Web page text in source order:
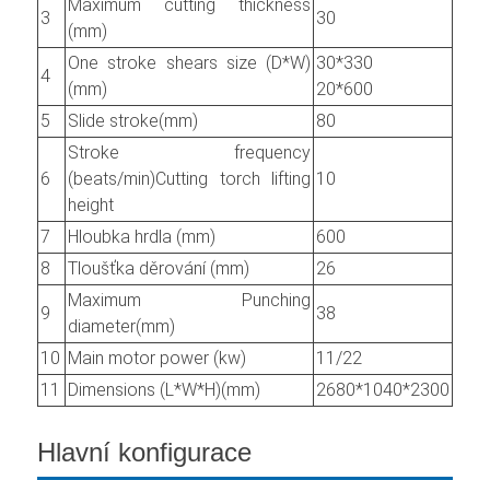
3
Maximum cutting thickness
(mm)
30
4
One stroke shears size (D*W)
(mm)
30*330
20*600
5
Slide stroke(mm) 80
6
Stroke frequency
(beats/min)Cutting torch lifting
height
10
7 Hloubka hrdla (mm)
600
8
Tloušťka děrování (mm) 26
9
Maximum Punching
diameter(mm)
38
10 Main motor power (kw)
11/22
11
Dimensions (L*W*H)(mm) 2680*1040*2300
Hlavní konfigurace